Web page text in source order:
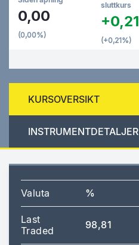
0,00
(0,00%)
sluttkurs
+0,21
(+0,21%)
KURSOVERSIKT
INSTRUMENTDETALJER
Valuta %
Last
Traded
98,81